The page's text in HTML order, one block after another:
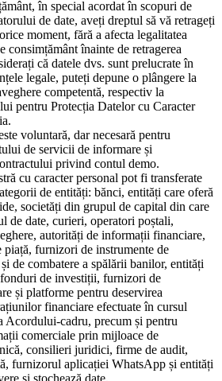
în special acordat în scopuri de
de date, aveți dreptul să vă retrageți
moment, fără a afecta legalitatea
consimțământ înainte de retragerea
că datele dvs. sunt prelucrate în
legale, puteți depune o plângere la
competentă, respectiv la
pentru Protecția Datelor cu Caracter
voluntară, dar necesară pentru
de servicii de informare și
privind contul demo.
cu caracter personal pot fi transferate
de entități: bănci, entități care oferă
societăți din grupul de capital din care
de date, curieri, operatori poștali,
autorități de informații financiare,
piață, furnizori de instrumente de
de combatere a spălării banilor, entități
de investiții, furnizori de
și platforme pentru deservirea
financiare efectuate în cursul
Acordului-cadru, precum și pentru
comerciale prin mijloace de
consilieri juridici, firme de audit,
furnizorul aplicației WhatsApp și entități
și stochează date.